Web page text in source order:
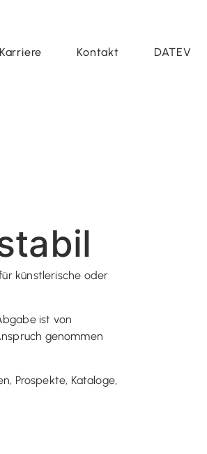
Karriere Kontakt DATEV
künstlerische oder
ist von
genommen
Prospekte, Kataloge,